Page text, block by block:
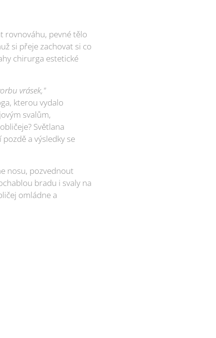
rovnováhu, pevné tělo
si přeje zachovat si co
chirurga estetické
vrásek,"
kterou vydalo
svalům,
Světlana
a výsledky se
nosu, pozvednout
bradu i svaly na
omládne a